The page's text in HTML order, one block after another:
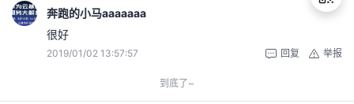
奔跑的小马aaaaaaa
很好
2019/01/02 13:57:57 举报
回复
到底了~